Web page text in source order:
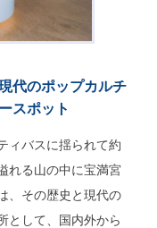
代のポップカルチ
スポット
ィバスに揺られて約
れる山の中に宝満宮
、その歴史と現代の
として、国内外から